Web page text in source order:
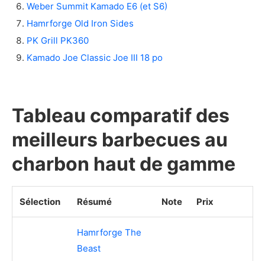
La durabilité
La robustesse
Nos sources
Weber Summit Kamado E6 (et S6)
Hamrforge Old Iron Sides
PK Grill PK360
Kamado Joe Classic Joe III 18 po
Tableau comparatif des
meilleurs barbecues au
charbon haut de gamme
Sélection Résumé Note Prix
Hamrforge The
Beast